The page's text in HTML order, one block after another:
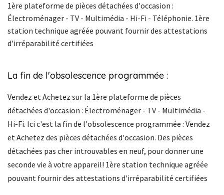
1ère plateforme de pièces détachées d'occasion :
Électroménager - TV - Multimédia - Hi-Fi - Téléphonie. 1ère
station technique agréée pouvant fournir des attestations
d'irréparabilité certifiées
La fin de l'obsolescence programmée :
Vendez et Achetez sur la 1ère plateforme de pièces
détachées d'occasion : Électroménager - TV - Multimédia -
Hi-Fi. Ici c'est la fin de l'obsolescence programmée : Vendez
et Achetez des pièces détachées d'occasion. Des pièces
détachées pas cher introuvables en neuf, pour donner une
seconde vie à votre appareil! 1ère station technique agréée
pouvant fournir des attestations d'irréparabilité certifiées